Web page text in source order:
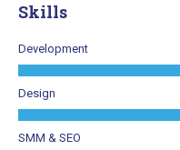
Skills
Development
Design
SMM & SEO